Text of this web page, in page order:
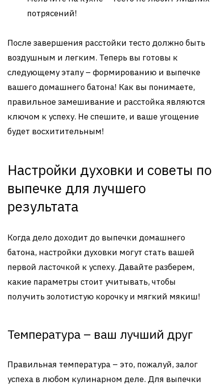
потрясений!
После завершения расстойки тесто должно быть
воздушным и легким. Теперь вы готовы к
следующему этапу – формированию и выпечке
вашего домашнего батона! Как вы понимаете,
правильное замешивание и расстойка являются
ключом к успеху. Не спешите, и ваше угощение
будет восхитительным!
Настройки духовки и советы по
выпечке для лучшего
результата
Когда дело доходит до выпечки домашнего
батона, настройки духовки могут стать вашей
первой ласточкой к успеху. Давайте разберем,
какие параметры стоит учитывать, чтобы
получить золотистую корочку и мягкий мякиш!
Температура – ваш лучший друг
Правильная температура – это, пожалуй, залог
успеха в любом кулинарном деле. Для выпечки